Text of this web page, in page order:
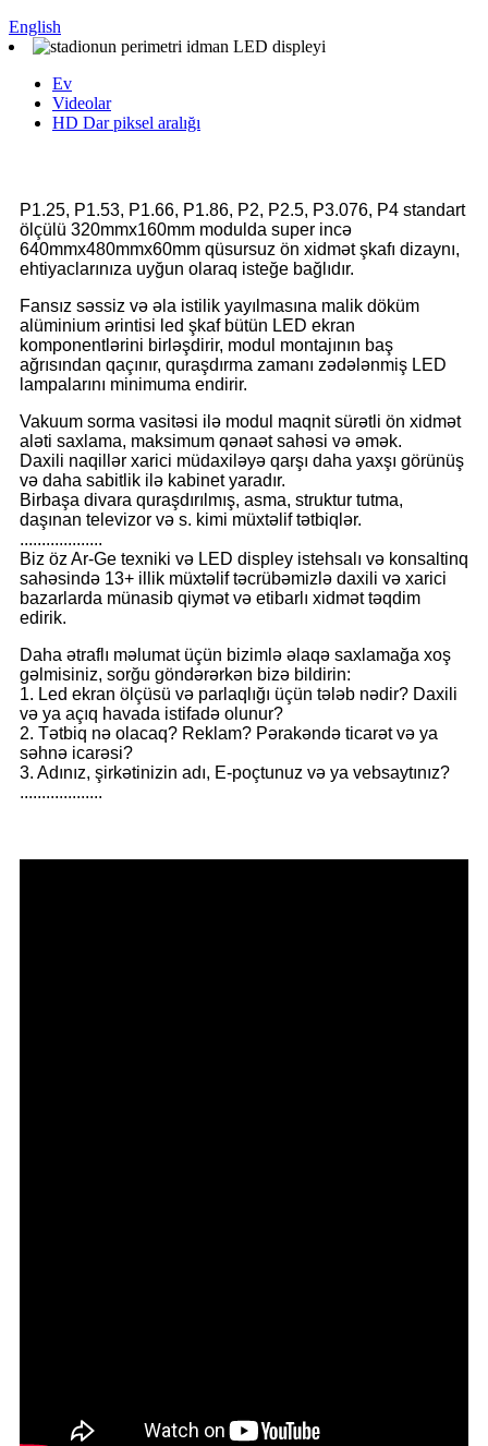
English
Ev
Videolar
HD Dar piksel aralığı
P1.25, P1.53, P1.66, P1.86, P2, P2.5, P3.076, P4 standart
ölçülü 320mmx160mm modulda super incə
640mmx480mmx60mm qüsursuz ön xidmət şkafı dizaynı,
ehtiyaclarınıza uyğun olaraq isteğe bağlıdır.
Fansız səssiz və əla istilik yayılmasına malik döküm
alüminium ərintisi led şkaf bütün LED ekran
komponentlərini birləşdirir, modul montajının baş
ağrısından qaçınır, quraşdırma zamanı zədələnmiş LED
lampalarını minimuma endirir.
Vakuum sorma vasitəsi ilə modul maqnit sürətli ön xidmət
aləti saxlama, maksimum qənaət sahəsi və əmək.
Daxili naqillər xarici müdaxiləyə qarşı daha yaxşı görünüş
və daha sabitlik ilə kabinet yaradır.
Birbaşa divara quraşdırılmış, asma, struktur tutma,
daşınan televizor və s. kimi müxtəlif tətbiqlər.
...................
Biz öz Ar-Ge texniki və LED displey istehsalı və konsaltinq
sahəsində 13+ illik müxtəlif təcrübəmizlə daxili və xarici
bazarlarda münasib qiymət və etibarlı xidmət təqdim
edirik.
Daha ətraflı məlumat üçün bizimlə əlaqə saxlamağa xoş
gəlmisiniz, sorğu göndərərkən bizə bildirin:
1. Led ekran ölçüsü və parlaqlığı üçün tələb nədir? Daxili
və ya açıq havada istifadə olunur?
2. Tətbiq nə olacaq? Reklam? Pərakəndə ticarət və ya
səhnə icarəsi?
3. Adınız, şirkətinizin adı, E-poçtunuz və ya vebsaytınız?
...................